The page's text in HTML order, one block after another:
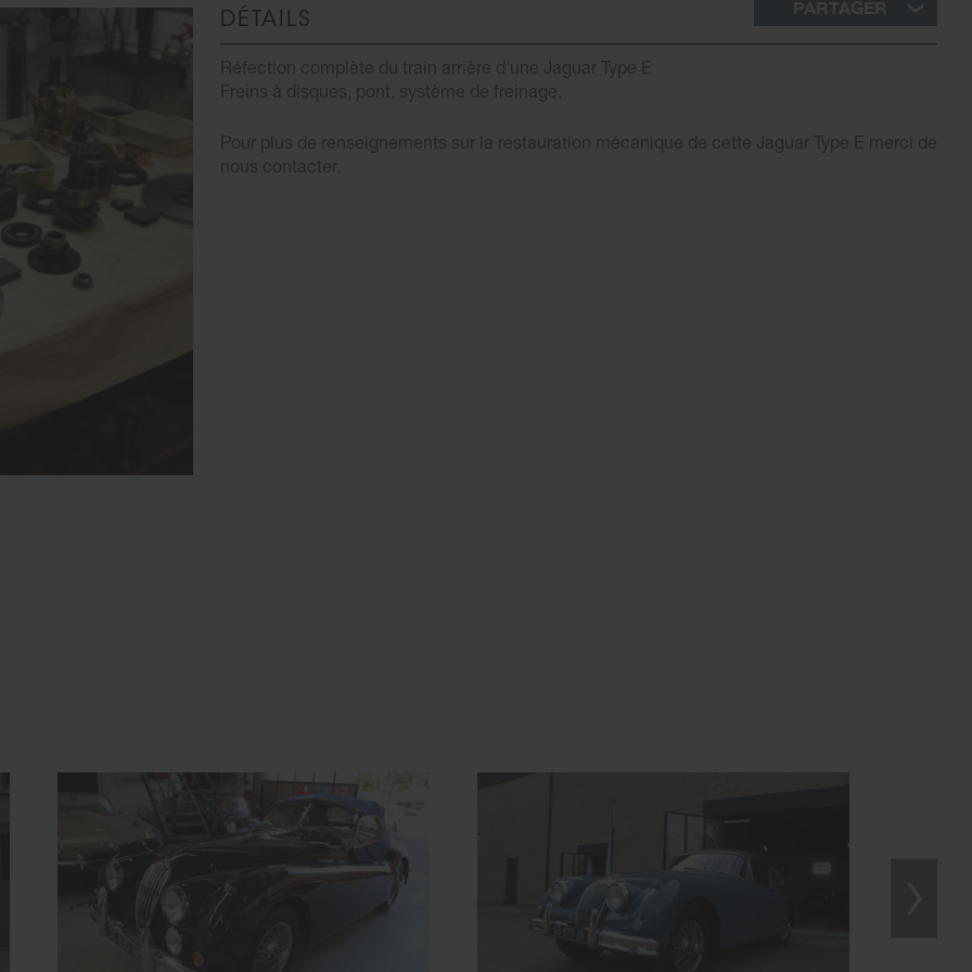
DÉTAILS
Réfection complète du train arrière d'une Jaguar Type E
Freins à disques, pont, système de freinage.
Pour plus de renseignements sur la restauration mécanique de cette Jaguar Type E merci de
nous contacter.